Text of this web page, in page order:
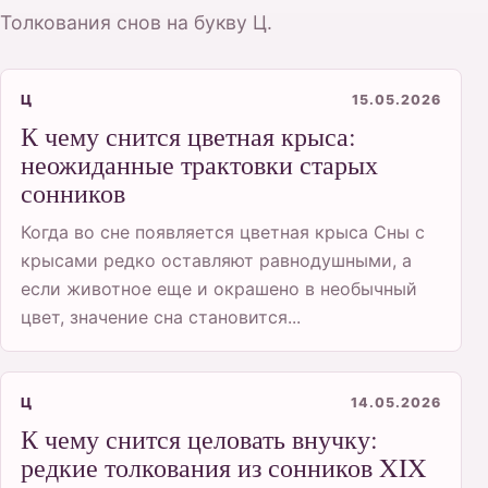
Толкования снов на букву Ц.
Ц 15.05.2026
К чему снится цветная крыса:
неожиданные трактовки старых
сонников
Когда во сне появляется цветная крыса Сны с
крысами редко оставляют равнодушными, а
если животное еще и окрашено в необычный
цвет, значение сна становится...
Ц 14.05.2026
К чему снится целовать внучку:
редкие толкования из сонников XIX